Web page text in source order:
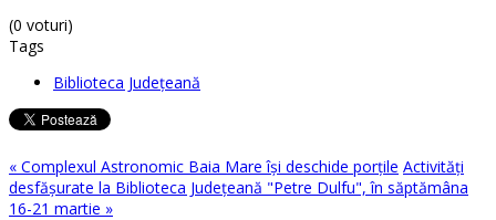
(0 voturi)
Tags
Biblioteca Judeţeană
« Complexul Astronomic Baia Mare îşi deschide porţile Activităţi
desfăşurate la Biblioteca Judeţeană "Petre Dulfu", în săptămâna
16-21 martie »